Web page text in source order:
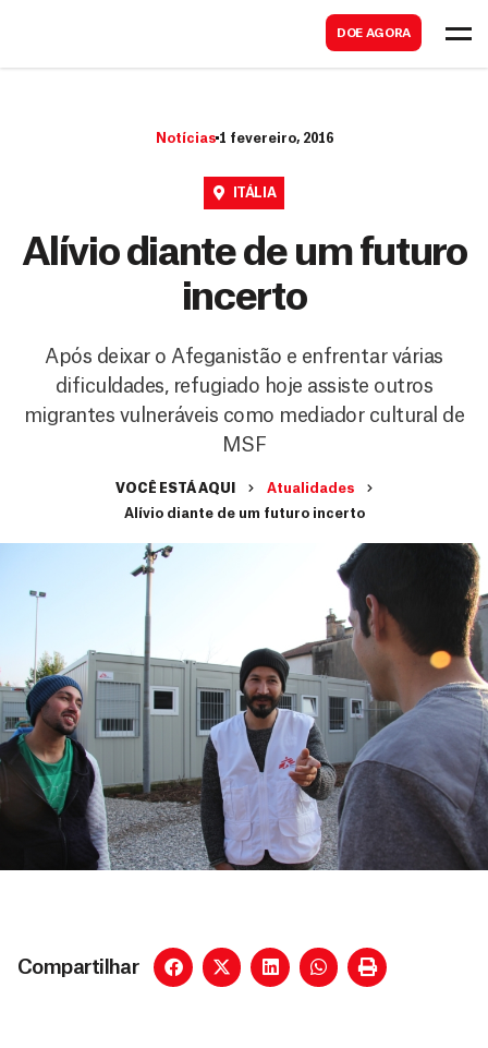
DOE AGORA
Notícias 1 fevereiro, 2016
ITÁLIA
Alívio diante de um futuro
incerto
Após deixar o Afeganistão e enfrentar várias
dificuldades, refugiado hoje assiste outros
migrantes vulneráveis como mediador cultural de
MSF
VOCÊ ESTÁ AQUI
Atualidades
Alívio diante de um futuro incerto
Compartilhar
a
r